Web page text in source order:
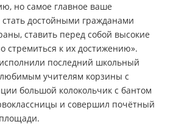
но самое главное ваше
достойными гражданами
ставить перед собой высокие
стремиться к их достижению».
последний школьный
учителям корзины с
большой колокольчик с бантом
и совершил почётный